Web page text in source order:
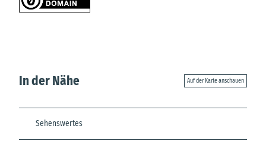
In der Nähe Auf der Karte anschauen
Sehenswertes